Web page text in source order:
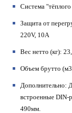
Система
Защита от
220V, 10A
Вес нетто (кг):
Объем брутто
Дополнительно:
встроенные DIN-
490мм.